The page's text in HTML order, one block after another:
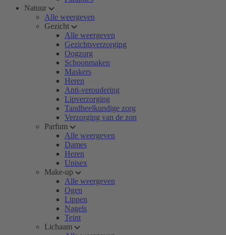
Natuur
Alle weergeven
Gezicht
Alle weergeven
Gezichtsverzorging
Oogzorg
Schoonmaken
Maskers
Heren
Anti-veroudering
Lipverzorging
Tandheelkundige zorg
Verzorging van de zon
Parfum
Alle weergeven
Dames
Heren
Unisex
Make-up
Alle weergeven
Ogen
Lippen
Nagels
Teint
Lichaam